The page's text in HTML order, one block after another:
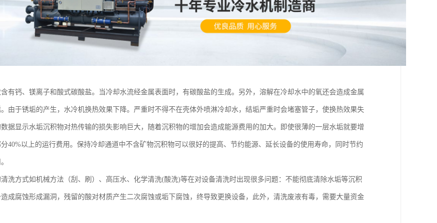
含有钙、镁离子和酸式碳酸盐。当冷却水流经金属表面时，有碳酸盐的生成。另外，溶解在冷却水中的氧还会造成金属
由于锈垢的产生，水冷机换热效果下降。严重时不得不在壳体外喷淋冷却水，结垢严重时会堵塞管子，使换热效果失
据显示水垢沉积物对热传输的损失影响巨大，随着沉积物的增加会造成能源费用的加大。即使很薄的一层水垢就要增
40%以上的运行费用。保持冷却通道中不含矿物沉积物可以很好的提高、节约能源、延长设备的使用寿命，同时节约
洗方式如机械方法（刮、刷）、高压水、化学清洗(酸洗)等在对设备清洗时出现很多问题：不能彻底清除水垢等沉积
成腐蚀形成漏洞，残留的酸对材质产生二次腐蚀或垢下腐蚀，终导致更换设备，此外，清洗废液有毒，需要大量资金